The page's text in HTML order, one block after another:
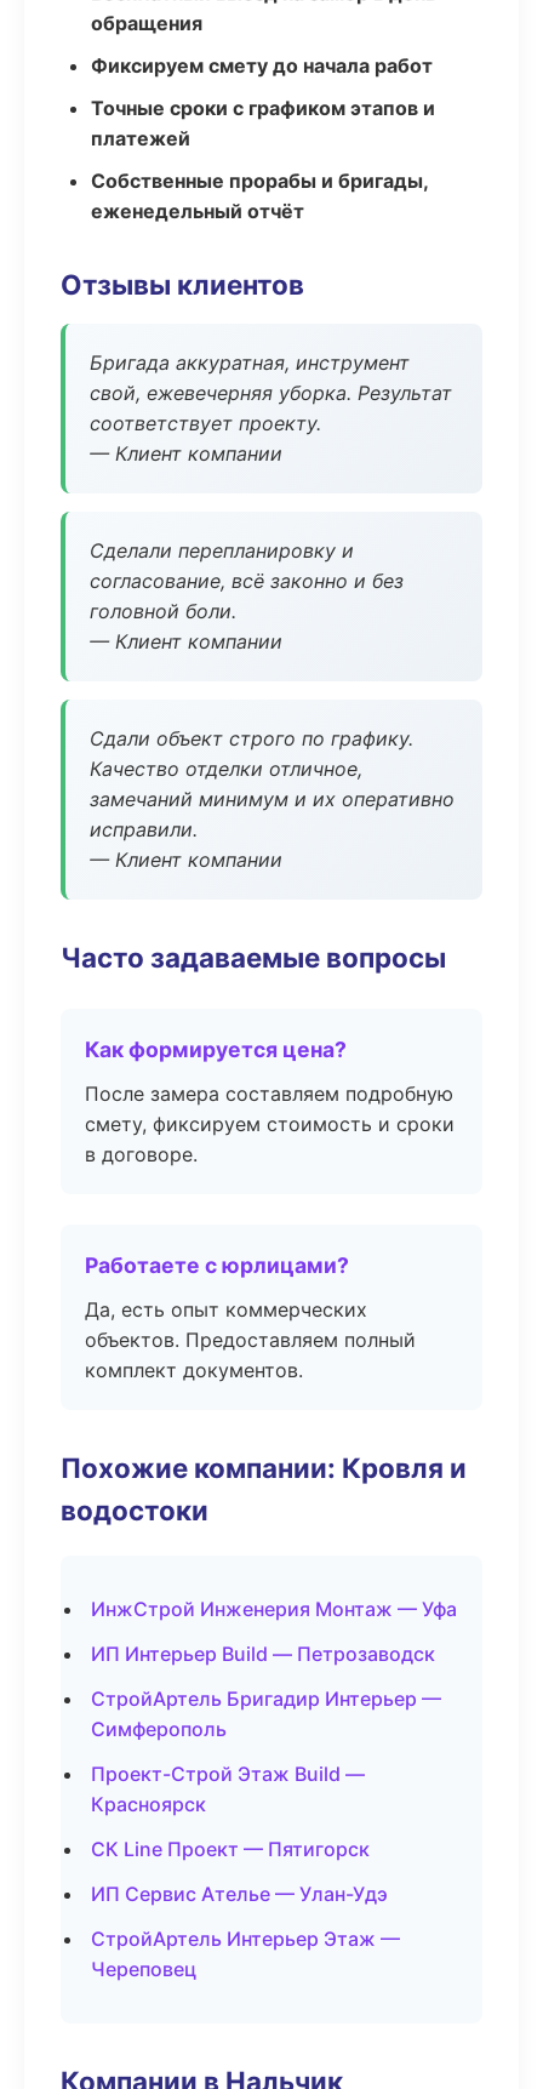
обращения
Фиксируем смету до начала работ
Точные сроки с графиком этапов и
платежей
Собственные прорабы и бригады,
еженедельный отчёт
Отзывы клиентов
Бригада аккуратная, инструмент
свой, ежевечерняя уборка. Результат
соответствует проекту.
— Клиент компании
Сделали перепланировку и
согласование, всё законно и без
головной боли.
— Клиент компании
Сдали объект строго по графику.
Качество отделки отличное,
замечаний минимум и их оперативно
исправили.
— Клиент компании
Часто задаваемые вопросы
Как формируется цена?
После замера составляем подробную
смету, фиксируем стоимость и сроки
в договоре.
Работаете с юрлицами?
Да, есть опыт коммерческих
объектов. Предоставляем полный
комплект документов.
Похожие компании: Кровля и
водостоки
ИнжСтрой Инженерия Монтаж — Уфа
ИП Интерьер Build — Петрозаводск
СтройАртель Бригадир Интерьер —
Симферополь
Проект-Строй Этаж Build —
Красноярск
СК Line Проект — Пятигорск
ИП Сервис Ателье — Улан-Удэ
СтройАртель Интерьер Этаж —
Череповец
Компании в Нальчик